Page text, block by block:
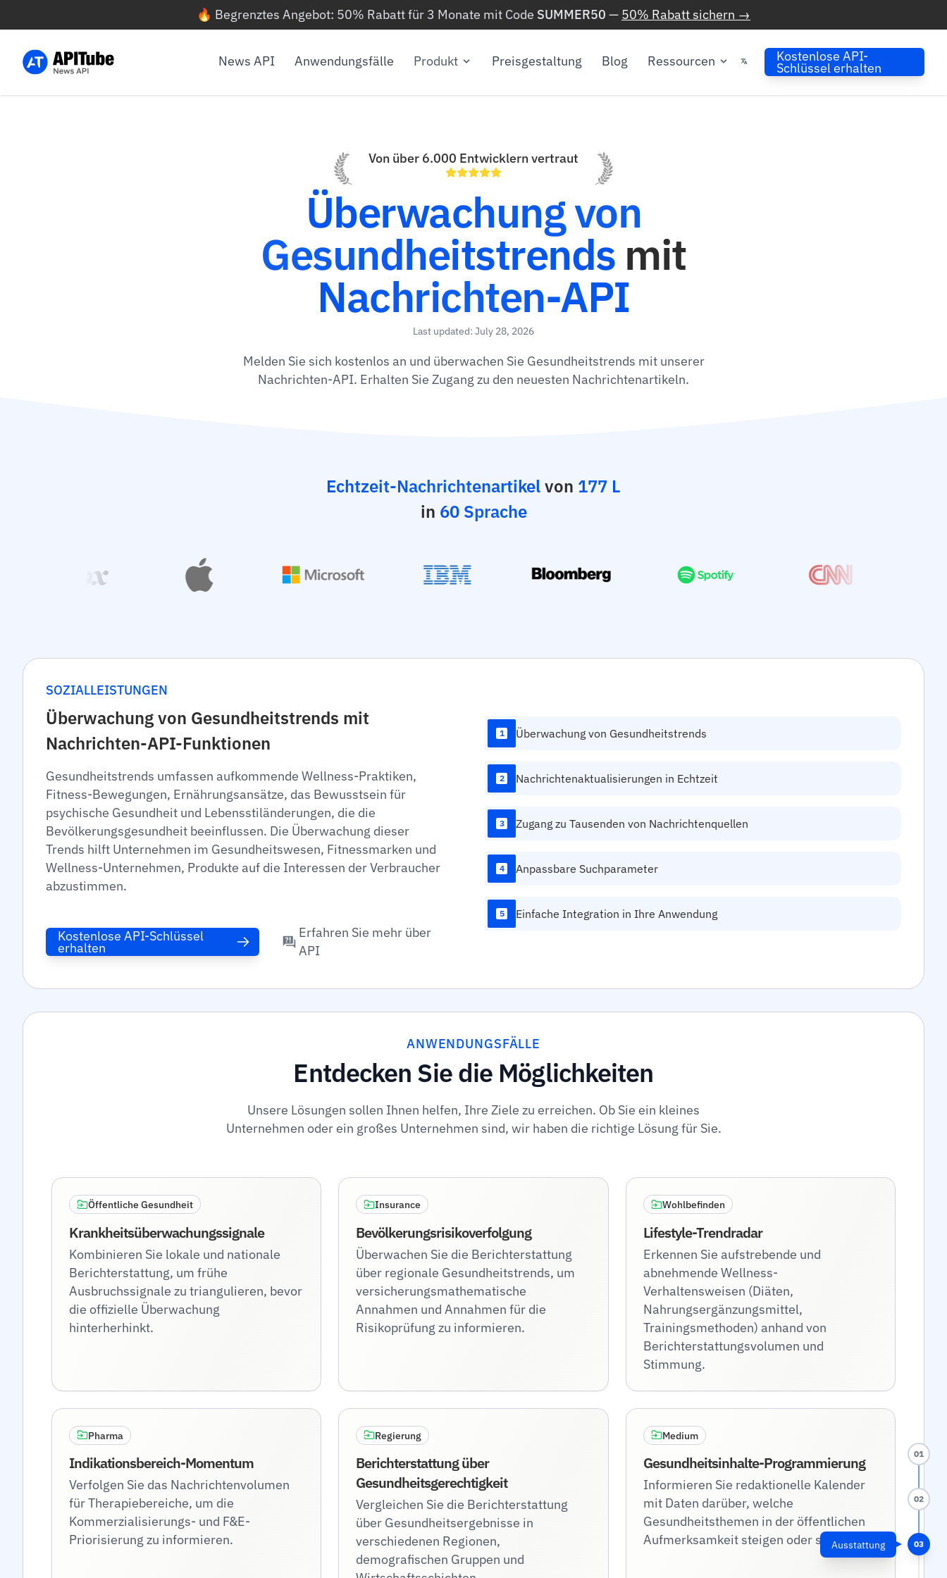
🔥 Begrenztes Angebot: 50% Rabatt für 3 Monate mit Code SUMMER50 — 50% Rabatt sichern →
News API Anwendungsfälle Produkt Preisgestaltung Blog Ressourcen Kostenlose API-
Schlüssel erhalten
01
02
03
Ausstattung
Von über 6.000 Entwicklern vertraut
Überwachung von
Gesundheitstrends mit
Nachrichten-API
Last updated: July 28, 2026
Melden Sie sich kostenlos an und überwachen Sie Gesundheitstrends mit unserer
Nachrichten-API. Erhalten Sie Zugang zu den neuesten Nachrichtenartikeln.
Echtzeit-Nachrichtenartikelvon 177 L
in 60 Sprache
SOZIALLEISTUNGEN
Überwachung von Gesundheitstrends mit
Nachrichten-API-Funktionen
Gesundheitstrends umfassen aufkommende Wellness-Praktiken,
Fitness-Bewegungen, Ernährungsansätze, das Bewusstsein für
psychische Gesundheit und Lebensstiländerungen, die die
Bevölkerungsgesundheit beeinflussen. Die Überwachung dieser
Trends hilft Unternehmen im Gesundheitswesen, Fitnessmarken und
Wellness-Unternehmen, Produkte auf die Interessen der Verbraucher
abzustimmen.
Kostenlose API-Schlüssel
erhalten
Erfahren Sie mehr über
API
1 Überwachung von Gesundheitstrends
2 Nachrichtenaktualisierungen in Echtzeit
3 Zugang zu Tausenden von Nachrichtenquellen
4 Anpassbare Suchparameter
5 Einfache Integration in Ihre Anwendung
ANWENDUNGSFÄLLE
Entdecken Sie die Möglichkeiten
Unsere Lösungen sollen Ihnen helfen, Ihre Ziele zu erreichen. Ob Sie ein kleines
Unternehmen oder ein großes Unternehmen sind, wir haben die richtige Lösung für Sie.
Öffentliche Gesundheit
Krankheitsüberwachungssignale
Kombinieren Sie lokale und nationale
Berichterstattung, um frühe
Ausbruchssignale zu triangulieren, bevor
die offizielle Überwachung
hinterherhinkt.
Insurance
Bevölkerungsrisikoverfolgung
Überwachen Sie die Berichterstattung
über regionale Gesundheitstrends, um
versicherungsmathematische
Annahmen und Annahmen für die
Risikoprüfung zu informieren.
Wohlbefinden
Lifestyle-Trendradar
Erkennen Sie aufstrebende und
abnehmende Wellness-
Verhaltensweisen (Diäten,
Nahrungsergänzungsmittel,
Trainingsmethoden) anhand von
Berichterstattungsvolumen und
Stimmung.
Pharma
Indikationsbereich-Momentum
Verfolgen Sie das Nachrichtenvolumen
für Therapiebereiche, um die
Kommerzialisierungs- und F&E-
Priorisierung zu informieren.
Regierung
Berichterstattung über
Gesundheitsgerechtigkeit
Vergleichen Sie die Berichterstattung
über Gesundheitsergebnisse in
verschiedenen Regionen,
demografischen Gruppen und
Medium
Gesundheitsinhalte-Programmierung
Informieren Sie redaktionelle Kalender
mit Daten darüber, welche
Gesundheitsthemen in der öffentlichen
Aufmerksamkeit steigen oder sinken.